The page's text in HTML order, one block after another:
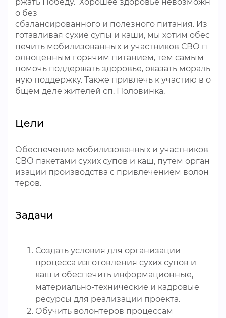
о без
сбалансированного и полезного питания. Из
готавливая сухие супы и каши, мы хотим обес
печить мобилизованных и участников СВО п
олноценным горячим питанием, тем самым
помочь поддержать здоровье, оказать мораль
ную поддержку. Также привлечь к участию в о
бщем деле жителей сп. Половинка.
Цели
Обеспечение мобилизованных и участников
СВО пакетами сухих супов и каш, путем орган
изации производства с привлечением волон
теров.
Задачи
Создать условия для организации
процесса изготовления сухих супов и
каш и обеспечить информационные,
материально-технические и кадровые
ресурсы для реализации проекта.
Обучить волонтеров процессам